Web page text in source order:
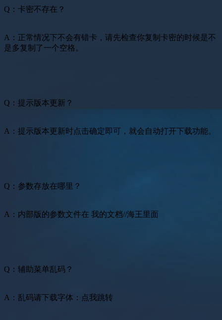
Q：卡密不存在？
A：正常情况下不会有错卡，请先检查你复制卡密的时候是不
是多复制了一个空格。
Q：提示版本更新？
A：提示版本更新时点击确定即可，就会自动打开下载功能。
Q：参数存放在哪里？
A：内部版的参数文件在 我的文档//海王里面
Q：辅助菜单乱码？
A：乱码请下载字体：点我跳转